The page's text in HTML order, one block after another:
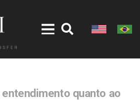
quanto ao